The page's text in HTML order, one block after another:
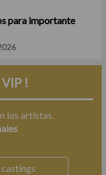
para importante
VIP !
los artistas.